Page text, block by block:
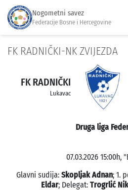
Nogometni savez
Federacije Bosne i Hercegovine
FK RADNIČKI-NK ZVIJEZDA
FK RADNIČKI
Lukavac
Druga liga
07.03.2026 15:00h,
Glavni sudija: Skopljak Adnan; 1.
Eldar; Delegat: Trogrlić